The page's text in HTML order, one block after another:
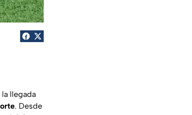
llegada
. Desde